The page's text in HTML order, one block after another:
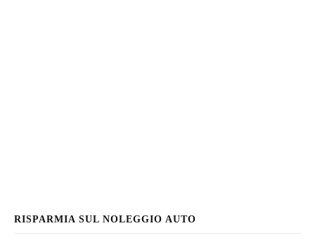
RISPARMIA SUL NOLEGGIO AUTO